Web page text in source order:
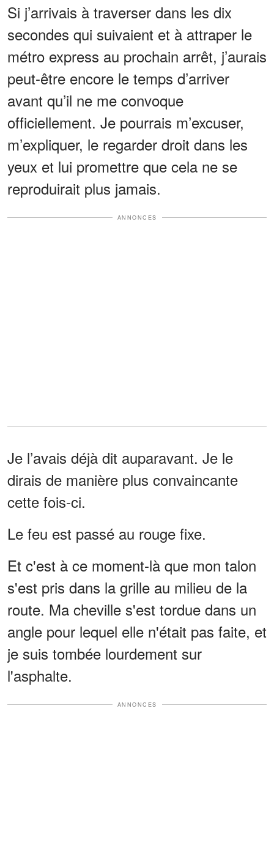
Si j’arrivais à traverser dans les dix
secondes qui suivaient et à attraper le
métro express au prochain arrêt, j’aurais
peut-être encore le temps d’arriver
avant qu’il ne me convoque
officiellement. Je pourrais m’excuser,
m’expliquer, le regarder droit dans les
yeux et lui promettre que cela ne se
reproduirait plus jamais.
ANNONCES
Je l’avais déjà dit auparavant. Je le
dirais de manière plus convaincante
cette fois-ci.
Le feu est passé au rouge fixe.
Et c'est à ce moment-là que mon talon
s'est pris dans la grille au milieu de la
route. Ma cheville s'est tordue dans un
angle pour lequel elle n'était pas faite, et
je suis tombée lourdement sur
l'asphalte.
ANNONCES